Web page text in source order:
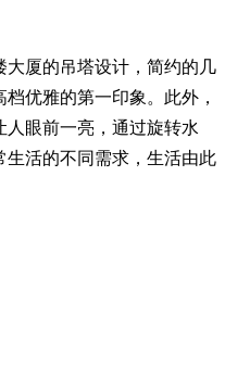
厦的吊塔设计，简约的几
优雅的第一印象。此外，
人眼前一亮，通过旋转水
生活的不同需求，生活由此